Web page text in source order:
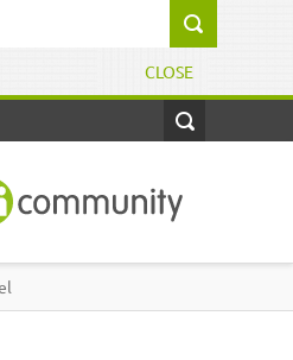
CLOSE